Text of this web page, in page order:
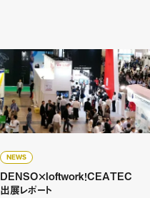
NEWS
DENSO×loftwork！CEATEC
出展レポート